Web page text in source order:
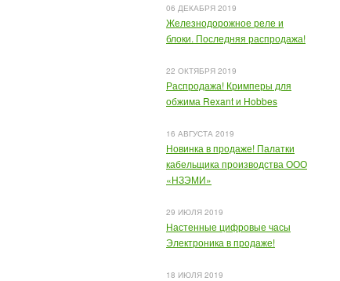
06 ДЕКАБРЯ 2019
Железнодорожное реле и
блоки. Последняя распродажа!
22 ОКТЯБРЯ 2019
Распродажа! Кримперы для
обжима Rexant и Hobbes
16 АВГУСТА 2019
Новинка в продаже! Палатки
кабельщика производства ООО
«НЗЭМИ»
29 ИЮЛЯ 2019
Настенные цифровые часы
Электроника в продаже!
18 ИЮЛЯ 2019